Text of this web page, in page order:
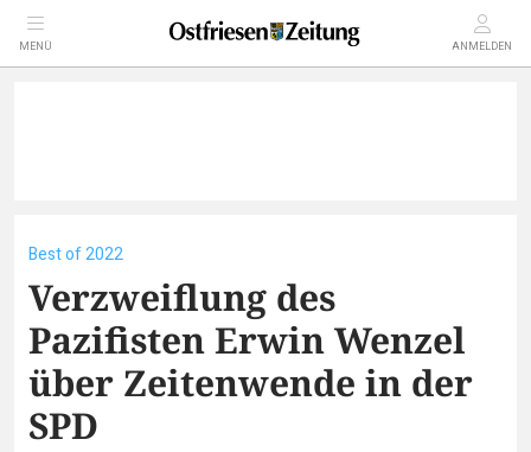
MENÜ ANMELDEN
Best of 2022
Verzweiflung des
Pazifisten Erwin Wenzel
über Zeitenwende in der
SPD